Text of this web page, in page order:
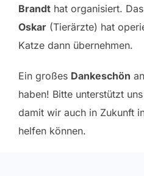
Brandt hat organisiert.
Oskar (Tierärzte) hat
Katze dann übernehmen.
Ein großes Dankeschön
haben! Bitte unterstützt
damit wir auch in Zukunft
helfen können.